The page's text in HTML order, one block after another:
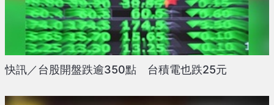
快訊／台股開盤跌逾350點 台積電也跌25元